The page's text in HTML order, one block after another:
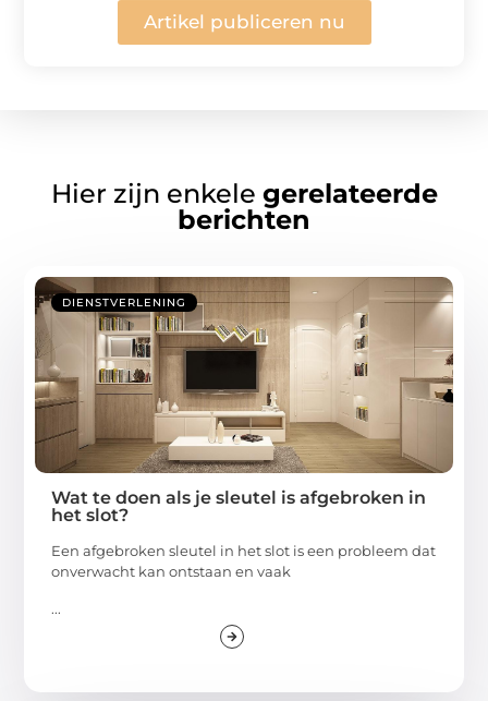
Artikel publiceren nu
Hier zijn enkele gerelateerde
berichten
DIENSTVERLENING
Wat te doen als je sleutel is afgebroken in
het slot?
Een afgebroken sleutel in het slot is een probleem dat
onverwacht kan ontstaan en vaak
...